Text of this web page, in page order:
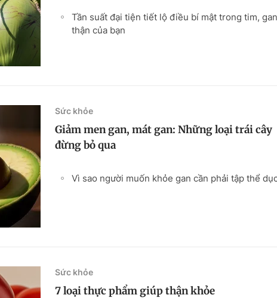
Tần suất đại tiện tiết lộ điều bí mật trong tim,
thận của bạn
Sức khỏe
Giảm men gan, mát gan: Những loại trái cây
đừng bỏ qua
Vì sao người muốn khỏe gan cần phải tập thể
Sức khỏe
7 loại thực phẩm giúp thận khỏe